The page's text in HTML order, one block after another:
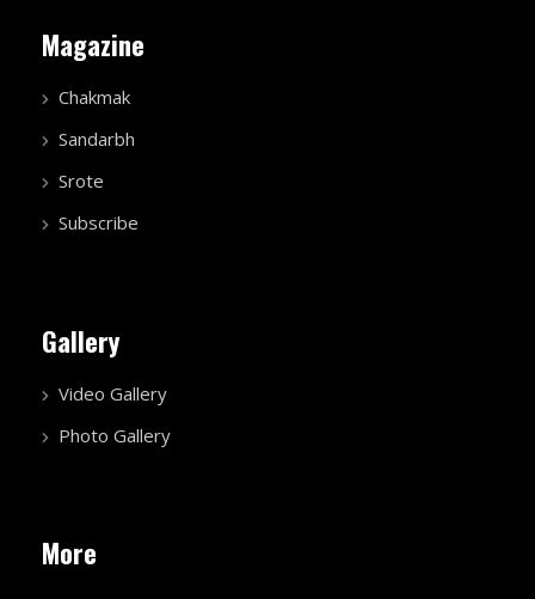
Magazine
Chakmak
Sandarbh
Srote
Subscribe
Gallery
Video Gallery
Photo Gallery
More